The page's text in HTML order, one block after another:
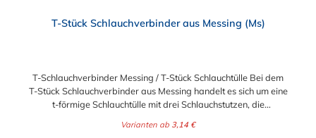
T-Stück Schlauchverbinder aus Messing (Ms)
T-Schlauchverbinder Messing / T-Stück Schlauchtülle Bei dem
T-Stück Schlauchverbinder aus Messing handelt es sich um eine
t-förmige Schlauchtülle mit drei Schlauchstutzen, die
schnell und preiswert miteinander verbinden. Der T-Stück-
Varianten ab 3,14 €